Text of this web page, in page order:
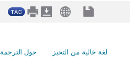
لغة خالية من التحيز
حول الترجمة